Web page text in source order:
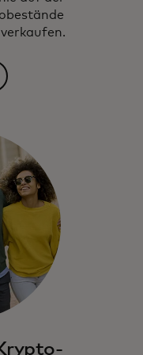
in einer neuen